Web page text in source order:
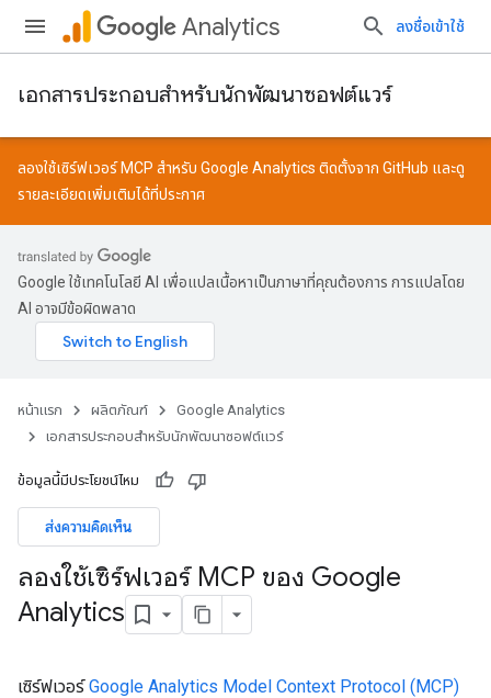
Analytics ลงชื่อเข้าใช้
เอกสารประกอบสำหรับนักพัฒนาซอฟต์แวร์
ลองใช้เซิร์ฟเวอร์ MCP สำหรับ Google Analytics ติดตั้งจาก GitHub และดู
รายละเอียดเพิ่มเติมได้ที่ประกาศ
Google ใช้เทคโนโลยี AI เพื่อแปลเนื้อหาเป็นภาษาที่คุณต้องการ การแปลโดย
AI อาจมีข้อผิดพลาด
หน้าแรก ผลิตภัณฑ์
Google Analytics
เอกสารประกอบสำหรับนักพัฒนาซอฟต์แวร์
ข้อมูลนี้มีประโยชน์ไหม
ส่งความคิดเห็น
ลองใช้เซิร์ฟเวอร์ MCP ของ Google
Analytics
เซิร์ฟเวอร์Google Analytics Model Context Protocol (MCP)